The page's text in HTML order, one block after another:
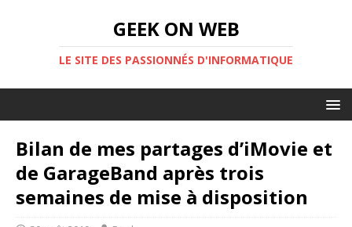
GEEK ON WEB
LE SITE DES PASSIONNÉS D'INFORMATIQUE
Bilan de mes partages d’iMovie et
de GarageBand après trois
semaines de mise à disposition